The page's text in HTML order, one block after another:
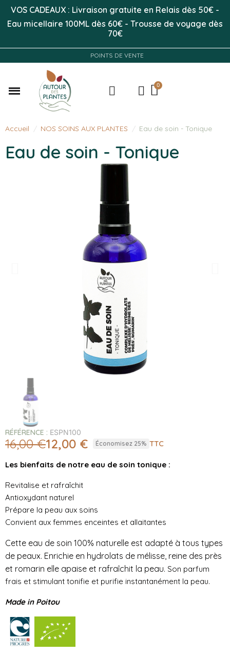
VOS CADEAUX : Livraison gratuite en Relais dès 50€ -
Eau micellaire 100ML dès 60€ - Trousse de voyage dès
70€
POINTS DE VENTE
Accueil NOS SOINS AUX PLANTES Eau de soin - Tonique
Eau de soin - Tonique
RÉFÉRENCE ESPN100
16,00 €12,00 € Économisez 25% TTC
Les bienfaits de notre eau de soin tonique :
Revitalise et rafraîchit
Antioxydant naturel
Prépare la peau aux soins
Convient aux femmes enceintes et allaitantes
Cette eau de soin 100% naturelle est adapté à tous types
de peaux. Enrichie en hydrolats de mélisse, reine des près
et romarin elle apaise et rafraîchit la peau. Son parfum
frais et stimulant tonifie et purifie instantanément la peau.
Made in Poitou